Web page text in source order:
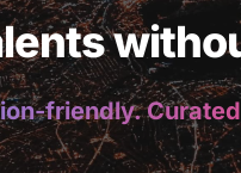
friendly.